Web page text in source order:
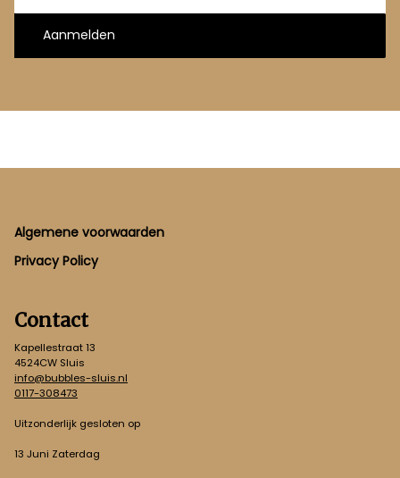
Aanmelden
Footer
Algemene voorwaarden
Privacy Policy
Contact
Kapellestraat 13
4524CW Sluis
info@bubbles-sluis.nl
0117-308473
Uitzonderlijk gesloten op
13 Juni Zaterdag